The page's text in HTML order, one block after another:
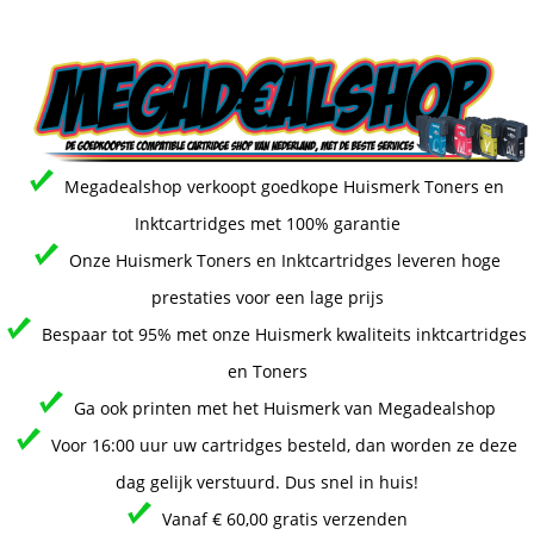
Megadealshop verkoopt goedkope Huismerk Toners en
Inktcartridges met 100% garantie
Onze Huismerk Toners en Inktcartridges leveren hoge
prestaties voor een lage prijs
Bespaar tot 95% met onze Huismerk kwaliteits inktcartridges
en Toners
Ga ook printen met het Huismerk van Megadealshop
Voor 16:00 uur uw cartridges besteld, dan worden ze deze
dag gelijk verstuurd. Dus snel in huis!
Vanaf € 60,00 gratis verzenden